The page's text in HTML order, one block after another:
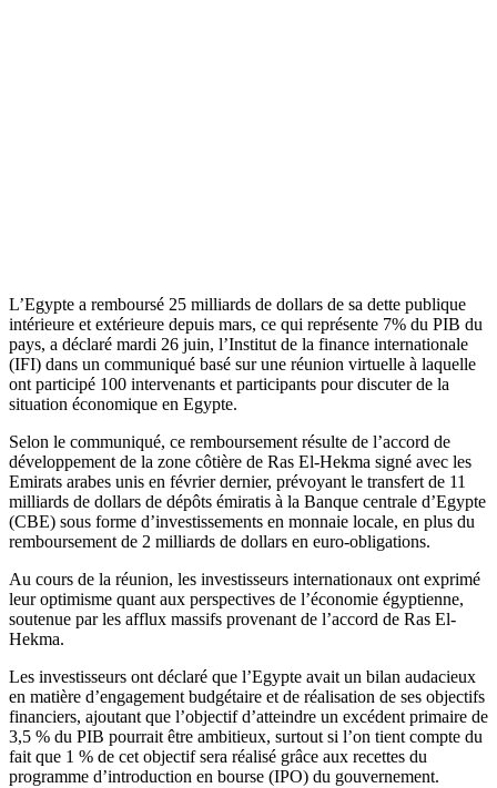
L’Egypte a remboursé 25 milliards de dollars de sa dette publique
intérieure et extérieure depuis mars, ce qui représente 7% du PIB du
pays, a déclaré mardi 26 juin, l’Institut de la finance internationale
(IFI) dans un communiqué basé sur une réunion virtuelle à laquelle
ont participé 100 intervenants et participants pour discuter de la
situation économique en Egypte.
Selon le communiqué, ce remboursement résulte de l’accord de
développement de la zone côtière de Ras El-Hekma signé avec les
Emirats arabes unis en février dernier, prévoyant le transfert de 11
milliards de dollars de dépôts émiratis à la Banque centrale d’Egypte
(CBE) sous forme d’investissements en monnaie locale, en plus du
remboursement de 2 milliards de dollars en euro-obligations.
Au cours de la réunion, les investisseurs internationaux ont exprimé
leur optimisme quant aux perspectives de l’économie égyptienne,
soutenue par les afflux massifs provenant de l’accord de Ras El-
Hekma.
Les investisseurs ont déclaré que l’Egypte avait un bilan audacieux
en matière d’engagement budgétaire et de réalisation de ses objectifs
financiers, ajoutant que l’objectif d’atteindre un excédent primaire de
3,5 % du PIB pourrait être ambitieux, surtout si l’on tient compte du
fait que 1 % de cet objectif sera réalisé grâce aux recettes du
programme d’introduction en bourse (IPO) du gouvernement.